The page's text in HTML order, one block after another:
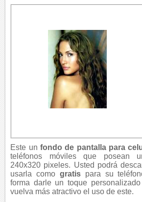
Este un fondo de pantalla para
teléfonos móviles que posean
240x320 pixeles. Usted podrá
usarla como gratispara su
forma darle un toque
vuelva más atractivo el uso de este.